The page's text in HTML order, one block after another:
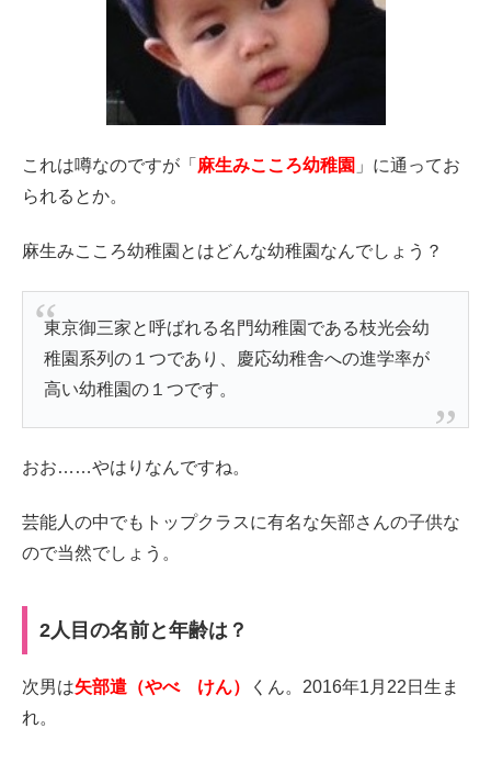
これは噂なのですが「 麻生みこころ幼稚園 」に通ってお
られるとか。
麻生みこころ幼稚園とはどんな幼稚園なんでしょう？
東京御三家と呼ばれる名門幼稚園である枝光会幼
稚園系列の１つであり、慶応幼稚舎への進学率が
高い幼稚園の１つです。
おお……やはりなんですね。
芸能人の中でもトップクラスに有名な矢部さんの子供な
ので当然でしょう。
2人目の名前と年齢は？
次男は矢部遣（やべ けん）
くん。2016年1月22日生ま
れ。